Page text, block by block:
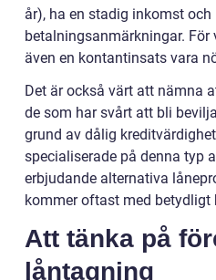
år), ha en stadig inkomst
betalningsanmärkningar. För
även en kontantinsats vara
Det är också värt att nämna
de som har svårt att bli
grund av dålig
specialiserade på denna typ
erbjudande alternativa
kommer oftast med betydligt
Att tänka på
låntagning